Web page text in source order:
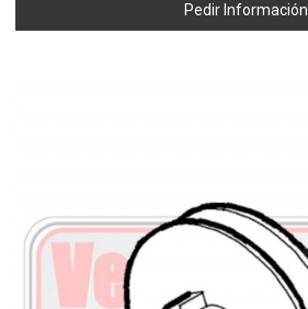
Pedir Información